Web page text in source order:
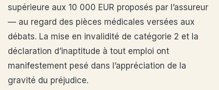
supérieure aux 10 000 EUR proposés par l’assureur
— au regard des pièces médicales versées aux
débats. La mise en invalidité de catégorie 2 et la
déclaration d’inaptitude à tout emploi ont
manifestement pesé dans l’appréciation de la
gravité du préjudice.